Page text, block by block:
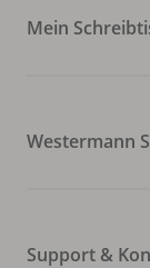
Mein
Westermann
Support &